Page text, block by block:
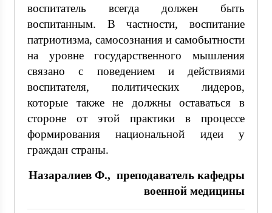
воспитатель всегда должен быть
воспитанным. В частности, воспитание
патриотизма, самосознания и самобытности
на уровне государственного мышления
связано с поведением и действиями
воспитателя, политических лидеров,
которые также не должны оставаться в
стороне от этой практики в процессе
формирования национальной идеи у
граждан страны.
Назаралиев Ф., преподаватель кафедры
военной медицины